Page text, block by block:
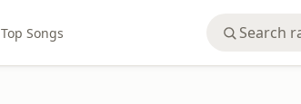
Top Songs